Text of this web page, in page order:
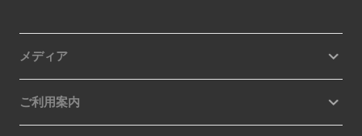
メディア
ご利用案内